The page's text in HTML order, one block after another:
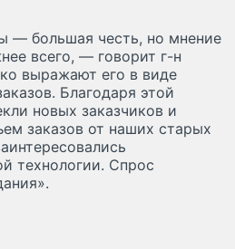
— большая честь, но мнение
всего, — говорит г-н
выражают его в виде
Благодаря этой
новых заказчиков и
заказов от наших старых
технологии. Спрос